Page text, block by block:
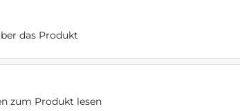
das Produkt
zum Produkt lesen